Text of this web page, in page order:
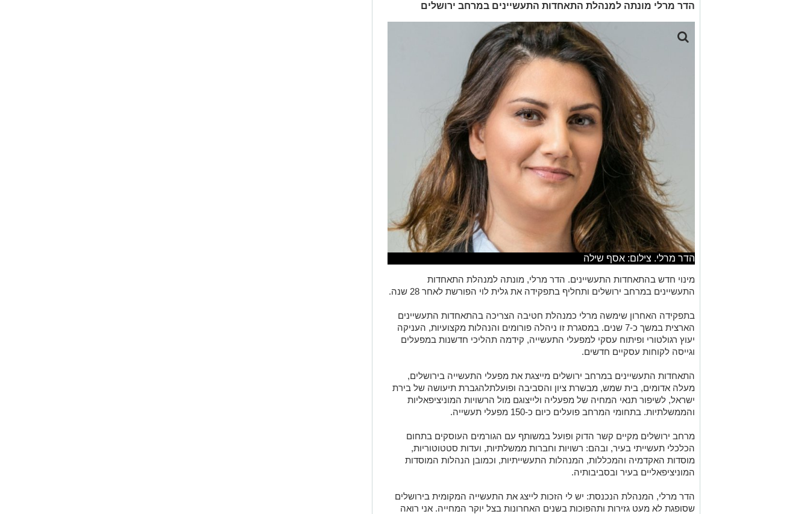
הדר מרלי מונתה למנהלת התאחדות התעשיינים במרחב ירושלים
הדר מרלי. צילום: אסף שילה
מינוי חדש בהתאחדות התעשיינים. הדר מרלי, מונתה למנהלת התאחדות
התעשיינים במרחב ירושלים ותחליף בתפקידה את גלית לוי הפורשת לאחר 28 שנה.
בתפקידה האחרון שימשה מרלי כמנהלת חטיבה הצריכה בהתאחדות התעשיינים
הארצית במשך כ-7 שנים. במסגרת זו ניהלה פורומים והנהלות מקצועיות, העניקה
יעוץ רגולטורי ופיתוח עסקי למפעלי התעשייה, קידמה תהליכי חדשנות במפעלים
וגייסה לקוחות עסקיים חדשים.
התאחדות התעשיינים במרחב ירושלים מייצגת את מפעלי התעשייה בירושלים,
מעלה אדומים, בית שמש, מבשרת ציון והסביבה ופועלתלהגברת תיעושה של בירת
ישראל, לשיפור תנאי המחיה של מפעליה ולייצוגם מול הרשויות המוניציפאליות
והממשלתיות. בתחומי המרחב פועלים כיום כ-
150 מפעלי תעשייה.
מרחב ירושלים מקיים קשר הדוק ופועל במשותף עם הגורמים העוסקים בתחום
הכלכלי תעשייתי בעיר, ובהם: רשויות וחברות ממשלתיות, ועדות סטטוטוריות,
מוסדות האקדמיה והמכללות, המנהלות התעשייתיות, וכמובן הנהלות המוסדות
המוניציפאליים בעיר ובסביבותיה.
הדר מרלי, המנהלת הנכנסת: יש לי הזכות לייצג את התעשייה המקומית בירושלים
שסופגת לא מעט גזירות ותהפוכות בשנים האחרונות בצל יוקר המחייה. אני רואה